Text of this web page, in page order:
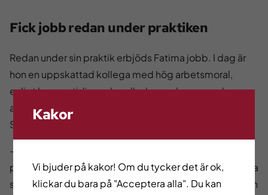
Fick jobb redan under praktiken
Redan under sin praktik erbjöds Fatima jobb. I dag är
hon en uppskattad kollega med hög arbetsmoral,
enligt hennes tidigare handledare och nuvarande
arbetsgivare Sanja Jurisic, Housekeeping Manager på
Stenungsbaden Yacht Club.
– När Fatima började var hon ganska blyg och osäker
på språket. Men jag såg att hon hade en stor vilja att lära
sig och att hon hade rätt inställning. Hon var nyfiken och
Kakor
Vi bjuder på kakor! Om du tycker det är ok,
klickar du bara på "Acceptera alla". Du kan